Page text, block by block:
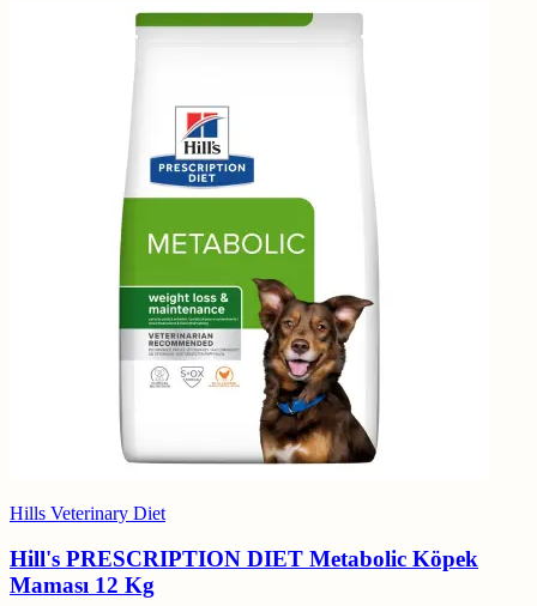
Hills Veterinary Diet
Hill's PRESCRIPTION DIET Metabolic Köpek
Maması 12 Kg